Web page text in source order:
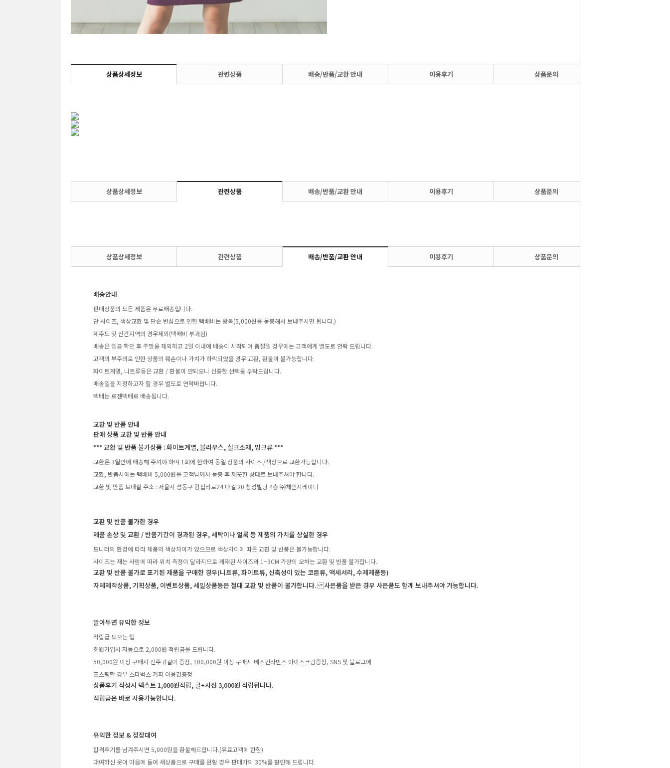
상품상세정보 관련상품 배송/반품/교환 안내 이용후기 상품문의
상품상세정보 관련상품 배송/반품/교환 안내 이용후기 상품문의
상품상세정보 관련상품 배송/반품/교환 안내 이용후기 상품문의
배송안내
판매상품의 모든 제품은 무료배송입니다.
단 사이즈, 색상교환 및 단순 변심으로 인한 택배비는 왕복(5,000원을 동봉해서 보내주시면 됩니다.)
제주도 및 산간지역의 경우제외(택배비 부과됨)
배송은 입금 확인 후 주말을 제외하고 2일 이내에 배송이 시작되며 품절일 경우에는 고객에게 별도로 연락 드립니다.
고객의 부주의로 인한 상품의 훼손이나 가치가 하락되었을 경우 교환, 환불이 불가능합니다.
화이트계열, 니트류등은 교환 / 환불이 안되오니 신중한 선택을 부탁드립니다.
배송일을 지정하고자 할 경우 별도로 연락바랍니다.
택배는 로젠택배로 배송됩니다.
교환 및 반품 안내
판매 상품 교환 및 반품 안내
*** 교환 및 반품 불가상품 : 화이트계열, 블라우스, 실크소재, 밍크류 ***
교환은 3일안에 배송해 주셔야 하며 1회에 한하여 동일 상품의 사이즈 /색상으로 교환가능합니다.
교환, 반품시에는 택배비 5,000원을 고객님께서 동봉 후 깨끗한 상태로 보내주셔야 합니다.
교환 및 반품 보내실 주소 : 서울시 성동구 왕십리로24 나길 20 창성빌딩 4층 ㈜체인지레이디
교환 및 반품 불가한 경우
제품 손상 및 교환 / 반품기간이 경과된 경우, 세탁이나 얼룩 등 제품의 가치를 상실한 경우
모니터의 환경에 따라 제품의 색상차이가 있으므로 색상차이에 따른 교환 및 반품은 불가능합니다.
사이즈는 재는 사람에 따라 위치 측정이 달라지므로 게재된 사이즈와 1~3CM 가량의 오차는 교환 및 반품 불가합니다.
교환 및 반품 불가로 표기된 제품을 구매한 경우(니트류, 화이트류, 신축성이 있는 코튼류, 액세서리, 수제제품등)
자체제작상품, 기획상품, 이벤트상품, 세일상품등은 절대 교환 및 반품이 불가합니다. 사은품을 받은 경우 사은품도 함께 보내주셔야 가능합니다.
알아두면 유익한 정보
적립급 모으는 팁
회원가입시 자동으로 2,000원 적립금을 드립니다.
50,000원 이상 구매시 진주귀걸이 증정, 100,000원 이상 구매시 베스킨라빈스 아이스크림증정, SNS 및 블로그에
포스팅할 경우 스타벅스 커피 이용권증정
상품후기 작성시 텍스트 1,000원적립, 글+사진 3,000원 적립됩니다.
적립금은 바로 사용가능합니다.
유익한 정보 & 정장대여
합격후기를 남겨주시면 5,000원을 환불해드립니다.(유료고객에 한함)
대여하신 옷이 마음에 들어 새상품으로 구매를 원할 경우 판매가의 30%를 할인해 드립니다.